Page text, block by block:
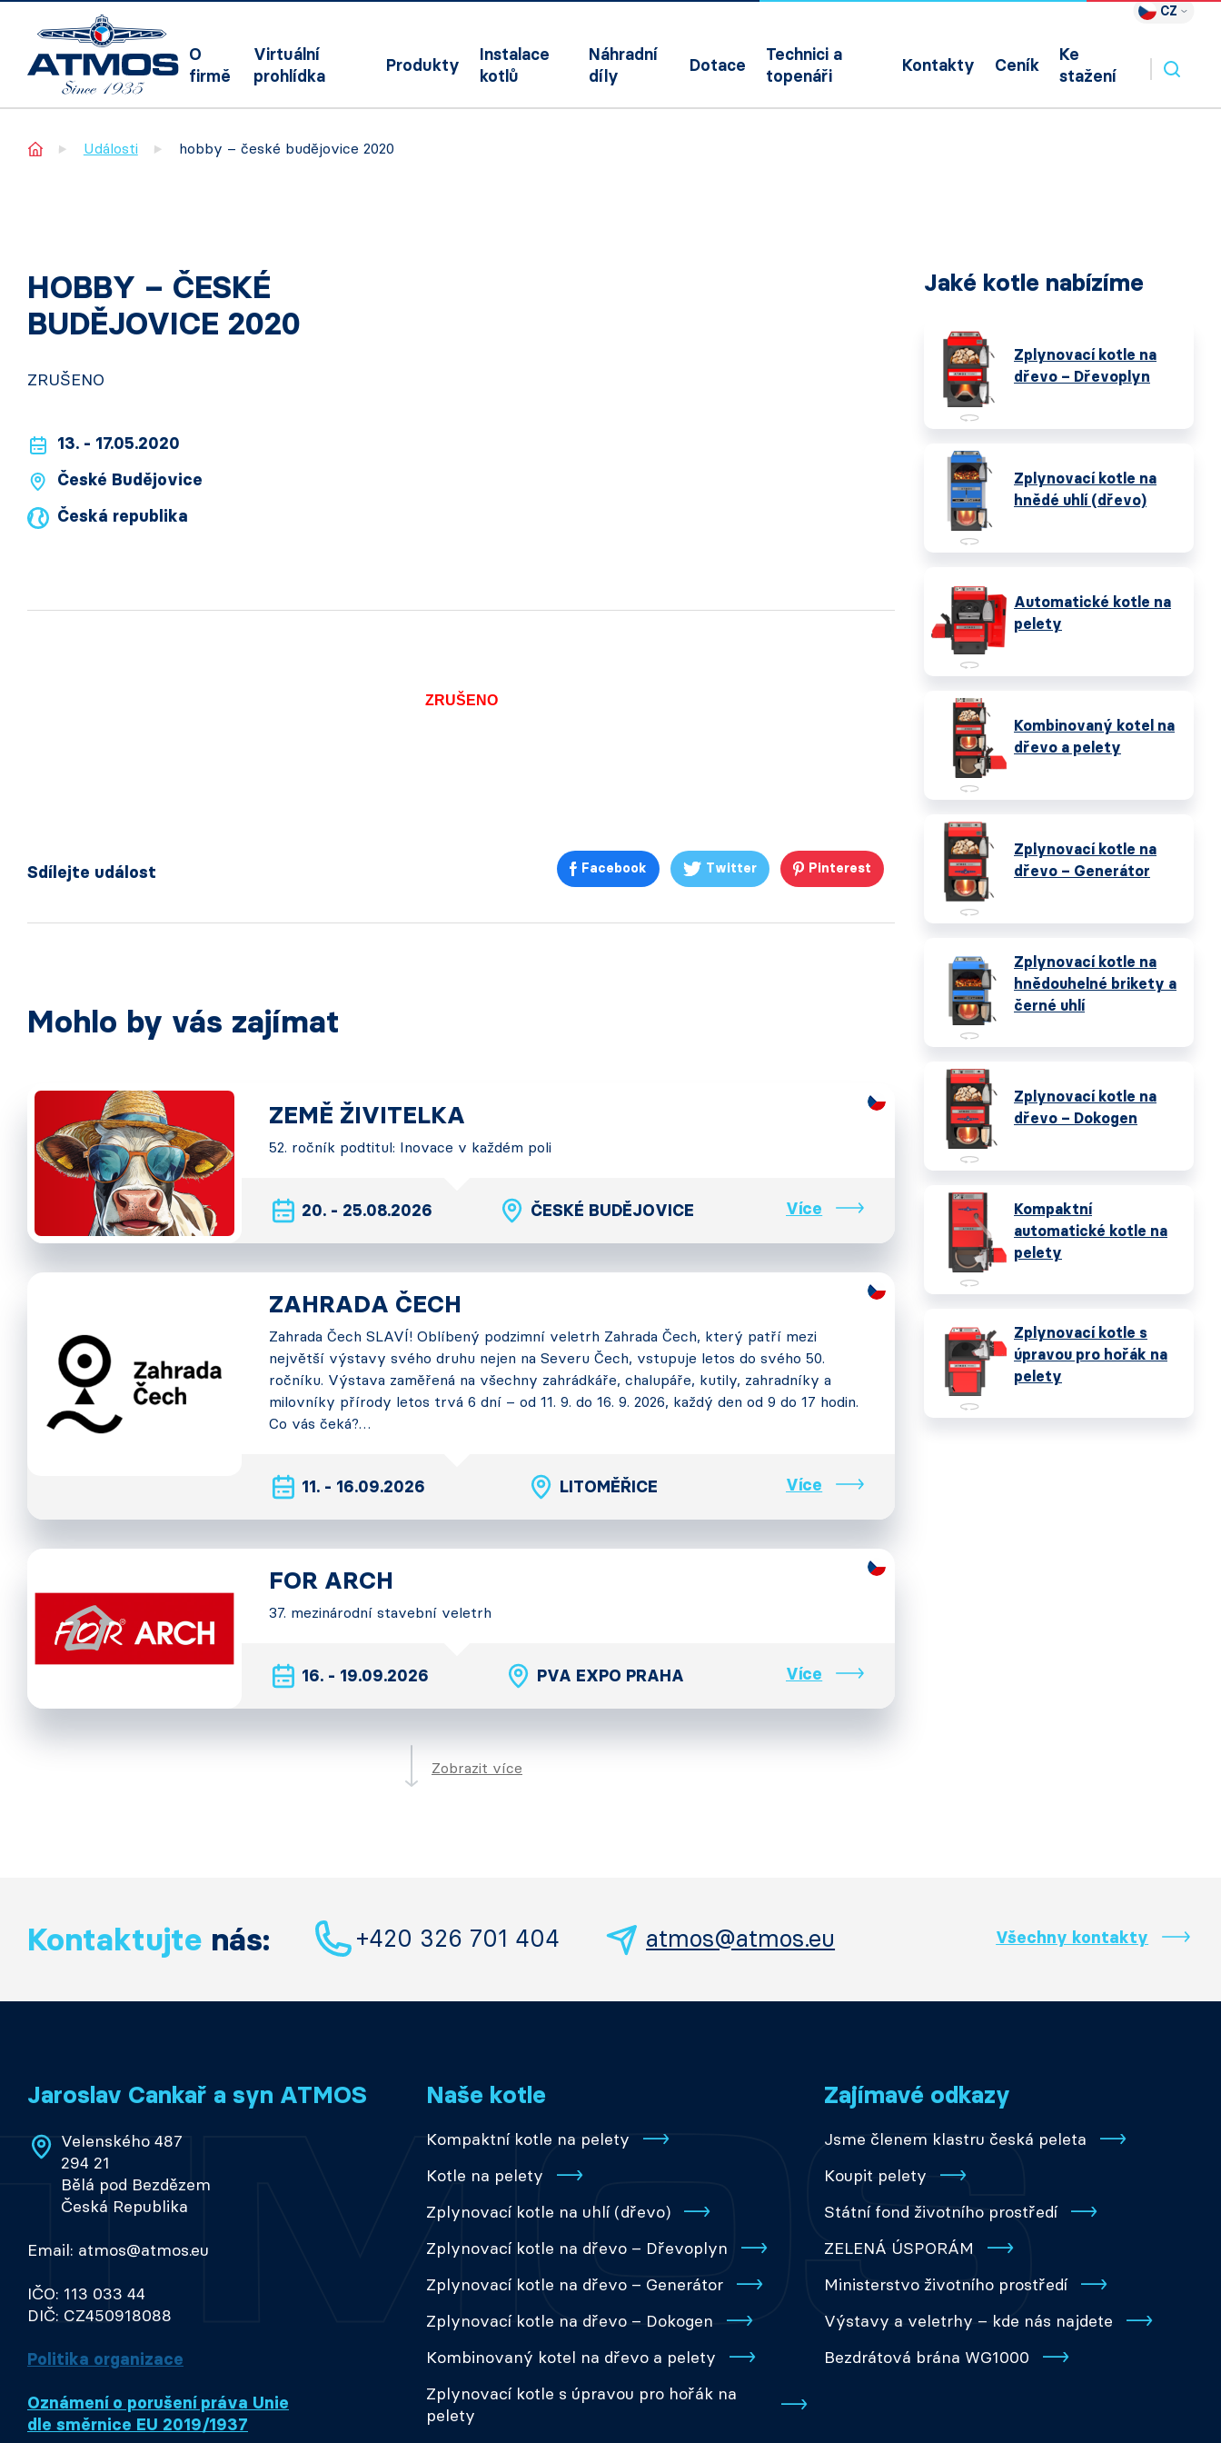
CZ
O
firmě
Virtuální
prohlídka
Produkty
Instalace
kotlů
Náhradní
díly
Dotace
Technici a
topenáři
Kontakty Ceník
Ke
stažení
Home Události hobby – české budějovice 2020
HOBBY – ČESKÉ
BUDĚJOVICE 2020
ZRUŠENO
13. - 17.05.2020
České Budějovice
Česká republika
ZRUŠENO
Sdílejte událost Facebook Twitter Pinterest
Mohlo by vás zajímat
ZEMĚ ŽIVITELKA
52. ročník podtitul: Inovace v každém poli
20. - 25.08.2026 ČESKÉ BUDĚJOVICE Více
ZAHRADA ČECH
Zahrada Čech SLAVÍ! Oblíbený podzimní veletrh Zahrada Čech, který patří mezi
největší výstavy svého druhu nejen na Severu Čech, vstupuje letos do svého 50.
ročníku. Výstava zaměřená na všechny zahrádkáře, chalupáře, kutily, zahradníky a
milovníky přírody letos trvá 6 dní – od 11. 9. do 16. 9. 2026, každý den od 9 do 17 hodin.
Co vás čeká?…
11. - 16.09.2026 LITOMĚŘICE Více
FOR ARCH
37. mezinárodní stavební veletrh
16. - 19.09.2026 PVA EXPO PRAHA Více
Zobrazit více
Jaké kotle nabízíme
Zplynovací kotle na
dřevo – Dřevoplyn
Zplynovací kotle na
hnědé uhlí (dřevo)
Automatické kotle na
pelety
Kombinovaný kotel na
dřevo a pelety
Zplynovací kotle na
dřevo – Generátor
Zplynovací kotle na
hnědouhelné brikety a
černé uhlí
Zplynovací kotle na
dřevo – Dokogen
Kompaktní
automatické kotle na
pelety
Zplynovací kotle s
úpravou pro hořák na
pelety
Kontaktujte nás: +420 326 701 404 atmos@atmos.eu Všechny kontakty
Jaroslav Cankař a syn ATMOS
Velenského 487
294 21
Bělá pod Bezdězem
Česká Republika
Email: atmos@atmos.eu
IČO: 113 033 44
DIČ: CZ450918088
Politika organizace
Oznámení o porušení práva Unie
dle směrnice EU 2019/1937
Naše kotle
Kompaktní kotle na pelety
Kotle na pelety
Zplynovací kotle na uhlí (dřevo)
Zplynovací kotle na dřevo – Dřevoplyn
Zplynovací kotle na dřevo – Generátor
Zplynovací kotle na dřevo – Dokogen
Kombinovaný kotel na dřevo a pelety
Zplynovací kotle s úpravou pro hořák na
pelety
Zajímavé odkazy
Jsme členem klastru česká peleta
Koupit pelety
Státní fond životního prostředí
ZELENÁ ÚSPORÁM
Ministerstvo životního prostředí
Výstavy a veletrhy – kde nás najdete
Bezdrátová brána WG1000